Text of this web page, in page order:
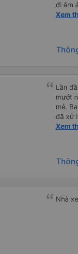
đi êm
để đi
Xem
Lần
mướt
mẻ.
đã xử
xế
xe.
Xem
Nhà